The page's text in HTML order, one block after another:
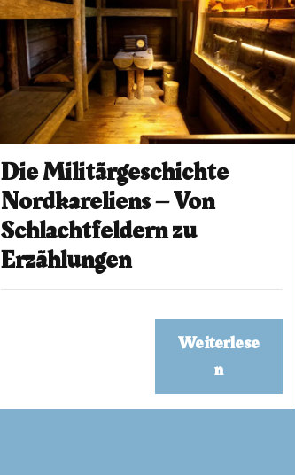
Die Militärgeschichte
Nordkareliens – Von
Schlachtfeldern zu
Erzählungen
Weiterlese
n